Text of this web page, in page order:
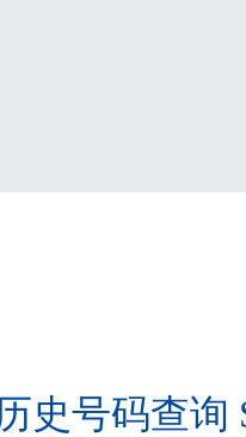
史号码查询